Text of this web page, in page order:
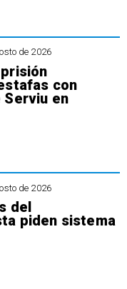
de 2026
con
en
de 2026
del
piden sistema